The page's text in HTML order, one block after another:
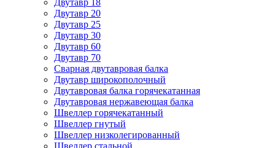
Двутавр 18
Двутавр 20
Двутавр 25
Двутавр 30
Двутавр 60
Двутавр 70
Сварная двутавровая балка
Двутавр широкополочный
Двутавровая балка горячекатанная
Двутавровая нержавеющая балка
Швеллер горячекатанный
Швеллер гнутый
Швеллер низколегированный
Швеллер стальной